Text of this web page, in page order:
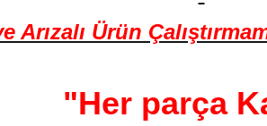
Ürün
"Her parça